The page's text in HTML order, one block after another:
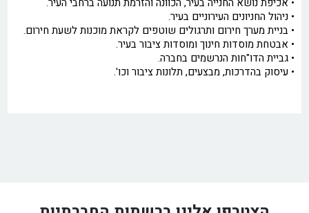
• ניהול החניונים העירוניים בעיר.
• בניית מערך חירום ותרגולים שוטפים לקראת מוכנות לשעת חירום.
• אבטחת מוסדות חינוך ומוסדות ציבור בעיר.
• גביית הדו"חות הנרשמים בחברה.
• עיסוק בהדרכות, מבצעים, תלונות ציבור וכו'.